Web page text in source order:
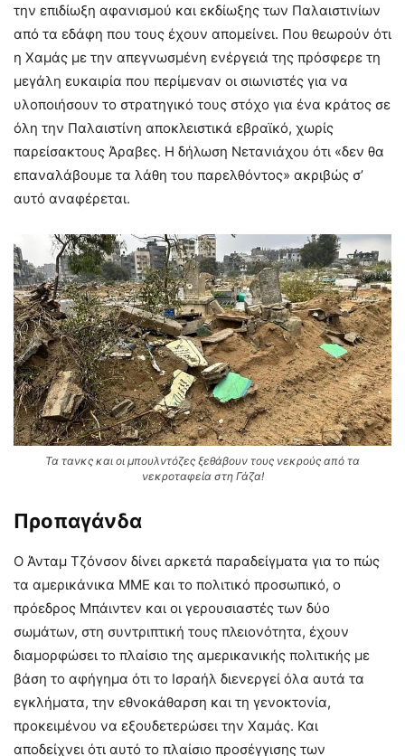
την επιδίωξη αφανισμού και εκδίωξης των Παλαιστινίων
από τα εδάφη που τους έχουν απομείνει. Που θεωρούν ότι
η Χαμάς με την απεγνωσμένη ενέργειά της πρόσφερε τη
μεγάλη ευκαιρία που περίμεναν οι σιωνιστές για να
υλοποιήσουν το στρατηγικό τους στόχο για ένα κράτος σε
όλη την Παλαιστίνη αποκλειστικά εβραϊκό, χωρίς
παρείσακτους Άραβες. Η δήλωση Νετανιάχου ότι «δεν θα
επαναλάβουμε τα λάθη του παρελθόντος» ακριβώς σ’
αυτό αναφέρεται.
Τα τανκς και οι μπουλντόζες ξεθάβουν τους νεκρούς από τα
νεκροταφεία στη Γάζα!
Προπαγάνδα
Ο Άνταμ Τζόνσον δίνει αρκετά παραδείγματα για το πώς
τα αμερικάνικα ΜΜΕ και το πολιτικό προσωπικό, ο
πρόεδρος Μπάιντεν και οι γερουσιαστές των δύο
σωμάτων, στη συντριπτική τους πλειονότητα, έχουν
διαμορφώσει το πλαίσιο της αμερικανικής πολιτικής με
βάση το αφήγημα ότι το Ισραήλ διενεργεί όλα αυτά τα
εγκλήματα, την εθνοκάθαρση και τη γενοκτονία,
προκειμένου να εξουδετερώσει την Χαμάς. Και
αποδείχνει ότι αυτό το πλαίσιο προσέγγισης των